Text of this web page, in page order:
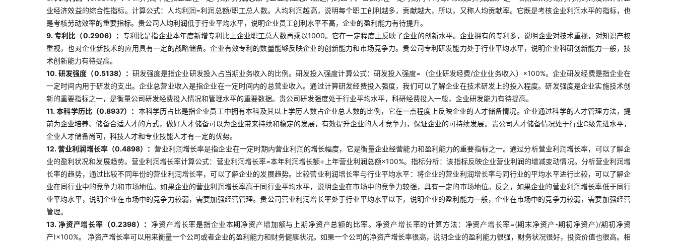
业经济效益的综合性指标。计算公式：人均利润=利润总额/职工总人数。人均利润越高，说明每个职工创利越多，贡献越大，所以，又称人均贡献率。它既是考核企业利润水平的指标，也
是考核劳动效率的重要指标。贵公司人均利润低于行业平均水平，说明企业员工创利水平不高，企业的盈利能力有待提升。
9. 专利比（0.2906）： 专利比是指企业本年度新增专利比上企业职工总人数再乘以1000。它在一定程度上反映了企业的创新水平。企业拥有的专利多，说明企业对技术重视，对知识产权
重视，也对企业新技术的应用具有一定的战略储备。企业有效专利的数量能够反映企业的创新能力和市场竞争力。贵公司专利研发能力处于行业平均水平，说明企业科研创新能力一般，技
术创新能力有待提高。
10. 研发强度（0.5138）： 研发强度是指企业研发投入占当期业务收入的比例。研发投入强度计算公式：研发投入强度=（企业研发经费/企业业务收入）×100%。企业研发经费是指企业在
一定时间内用于研发的支出。企业总营业收入是指企业在一定时间内的总营业收入。通过计算研发经费投入强度，我们可以了解企业在技术研发上的投入程度。研发强度是企业实施技术创
新的重要指标之一，是衡量公司研发经费投入情况和管理水平的重要数据。贵公司研发强度处于行业平均水平，科研经费投入一般，企业研发能力有待提高。
11. 本科学历比（0.8937）： 本科学历占比是指企业员工中拥有本科及其以上学历人数占企业总人数的比例，它在一点程度上反映企业的人才储备情况。企业通过科学的人才管理方法，提
前为企业培养、储备合适人才的方式，做好人才储备可以为企业带来持续和稳定的发展，有效提升企业的人才竞争力，保证企业的可持续发展。贵公司人才储备情况处于行业C级先进水平，
企业人才储备尚可，科技人才和专业技能人才有一定的优势。
12. 营业利润增长率（0.4898）：营业利润增长率是指企业在一定时期内营业利润的增长幅度，它是衡量企业经营能力和盈利能力的重要指标之一。通过分析营业利润增长率，可以了解企
业的盈利状况和发展趋势。营业利润增长率计算公式：营业利润增长率=本年利润增长额÷上年营业利润总额×100%。指标分析：该指标反映企业营业利润的增减变动情况。分析营业利润增
长率的趋势，通过比较不同年份的营业利润增长率，可以了解企业的发展趋势。比较营业利润增长率与行业平均水平：将企业的营业利润增长率与同行业的平均水平进行比较，可以了解企
业在同行业中的竞争力和市场地位。如果企业的营业利润增长率高于同行业平均水平，说明企业在市场中的竞争力较强，具有一定的市场地位。反之，如果企业的营业利润增长率低于同行
业平均水平，说明企业在市场中的竞争力较弱，需要加强经营管理。贵公司营业利润增长率处于行业平均水平以下，说明企业的盈利能力一般，企业在市场中的竞争力较弱，需要加强经营
管理。
13. 净资产增长率（0.2398）： 净资产增长率是指企业本期净资产增加额与上期净资产总额的比率。净资产增长率的计算方法：净资产增长率=(期末净资产-期初净资产)/期初净资
产)×100%。 净资产增长率可以用来衡量一个公司或者企业的盈利能力和财务健康状况。如果一个公司的净资产增长率很高，说明企业的盈利能力很强，财务状况很好，投资价值也很高。相